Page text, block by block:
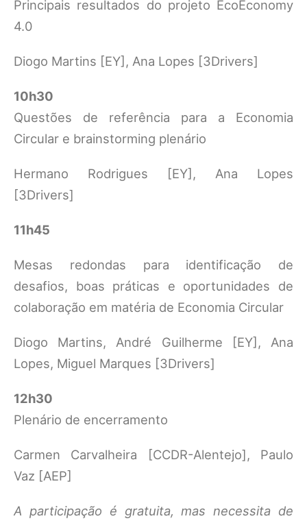
Principais resultados do projeto EcoEconomy
4.0
Diogo Martins [EY], Ana Lopes [3Drivers]
10h30
Questões de referência para a Economia
Circular e brainstorming plenário
Hermano Rodrigues [EY], Ana Lopes
[3Drivers]
11h45
Mesas redondas para identificação de
desafios, boas práticas e oportunidades de
colaboração em matéria de Economia Circular
Diogo Martins, André Guilherme [EY], Ana
Lopes, Miguel Marques [3Drivers]
12h30
Plenário de encerramento
Carmen Carvalheira [CCDR-Alentejo], Paulo
Vaz [AEP]
A participação é gratuita, mas necessita de